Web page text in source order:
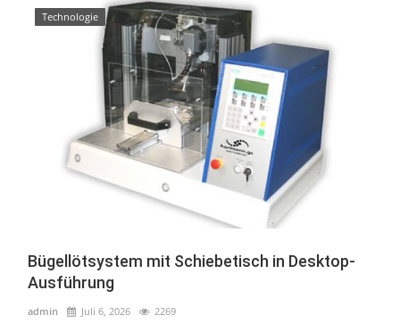
Technologie
Bügellötsystem mit Schiebetisch in Desktop-
Ausführung
admin Juli 6, 2026 2269